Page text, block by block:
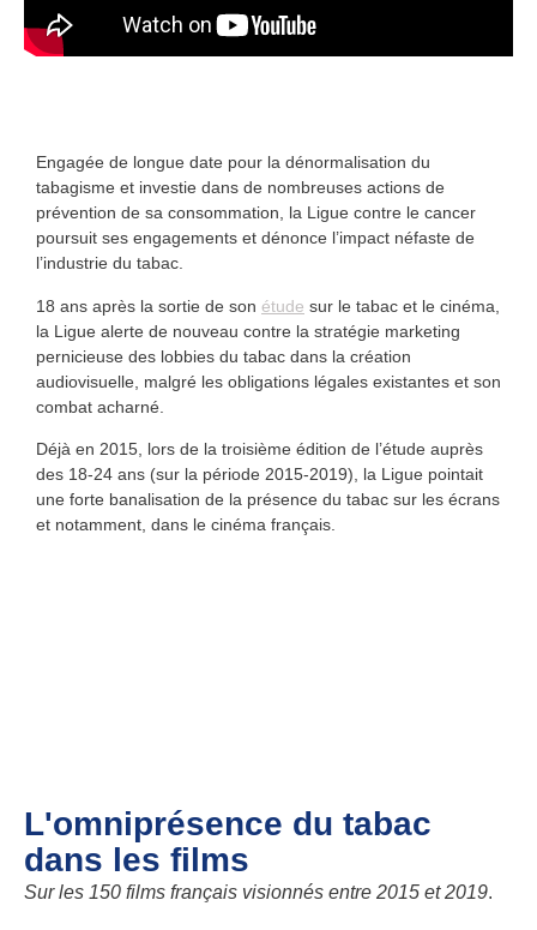
Engagée de longue date pour la dénormalisation du
tabagisme et investie dans de nombreuses actions de
prévention de sa consommation, la Ligue contre le cancer
poursuit ses engagements et dénonce l’impact néfaste de
l’industrie du tabac.
18 ans après la sortie de son étude sur le tabac et le cinéma,
la Ligue alerte de nouveau contre la stratégie marketing
pernicieuse des lobbies du tabac dans la création
audiovisuelle, malgré les obligations légales existantes et son
combat acharné.
Déjà en 2015, lors de la troisième édition de l’étude auprès
des 18-24 ans (sur la période 2015-2019), la Ligue pointait
une forte banalisation de la présence du tabac sur les écrans
et notamment, dans le cinéma français.
L'omniprésence du tabac
dans les films
Sur les 150 films français visionnés entre 2015 et 2019.